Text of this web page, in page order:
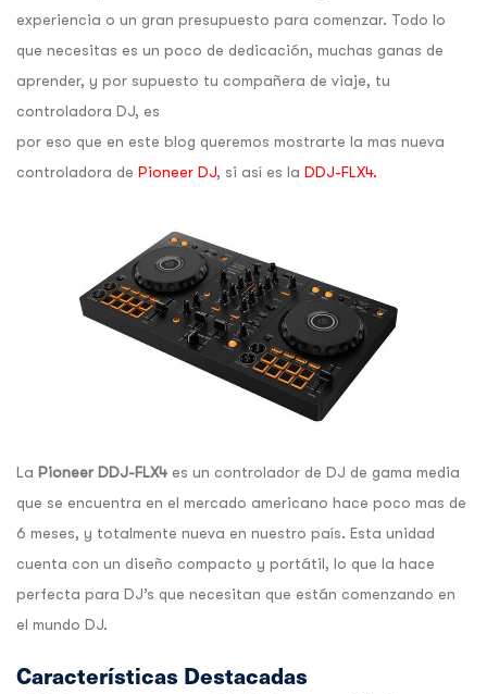
experiencia o un gran presupuesto para comenzar. Todo lo
que necesitas es un poco de dedicación, muchas ganas de
aprender, y por supuesto tu compañera de viaje, tu
controladora DJ, es
por eso que en este blog queremos mostrarte la mas nueva
controladora de Pioneer DJ, si así es la DDJ-FLX4.
La Pioneer DDJ-FLX4 es un controlador de DJ de gama media
que se encuentra en el mercado americano hace poco mas de
6 meses, y totalmente nueva en nuestro país. Esta unidad
cuenta con un diseño compacto y portátil, lo que la hace
perfecta para DJ’s que necesitan que están comenzando en
el mundo DJ.
Características Destacadas